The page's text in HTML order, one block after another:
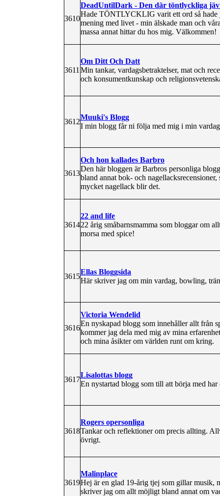
3610
DeadUntilDark - Den där töntlyckliga
Hade TÖNTLYCKLIG varit ett ord så hade
mening med livet - min älskade man och
massa annat hittar du hos mig. Välkommen!
3611
Om Ditt Och Datt
Min tankar, vardagsbetraktelser, mat och
och konsumentkunskap och
3612
Muuki's Blogg
I min blogg får ni följa med mig i min
3613
Och hon kallades Barbro
Den här bloggen är Barbros personliga
bland annat bok- och
mycket nagellack blir det.
3614
22 and life
22 årig småbarnsmamma som bloggar om
morsa med spice!
3615
Ellas Bloggsida
Här skriver jag om min vardag, bowling,
3616
Victoria Wendelid
En nyskapad blogg som innehåller allt från
kommer jag dela med mig av mina
och mina åsikter om världen runt om kring.
3617
Lisalottas blogg
En nystartad blogg som till att börja med
3618
Rogers opersonliga
Tankar och reflektioner om precis allting.
övrigt.
3619
Malinplace
Hej är en glad 19-årig tjej som gillar musik,
skriver jag om allt möjligt bland annat om